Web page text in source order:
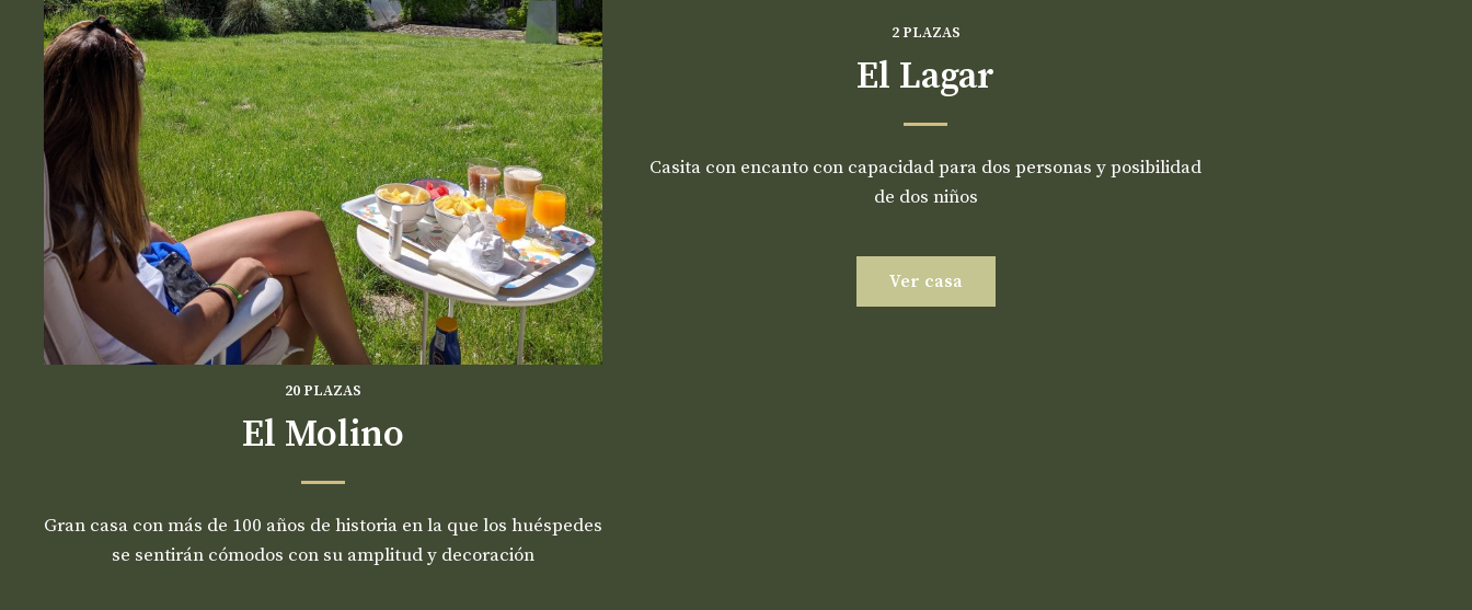
20 PLAZAS
El Molino
Gran casa con más de 100 años de historia en la que los huéspedes
se sentirán cómodos con su amplitud y decoración
2 PLAZAS
El Lagar
Casita con encanto con capacidad para dos personas y posibilidad
de dos niños
Ver casa